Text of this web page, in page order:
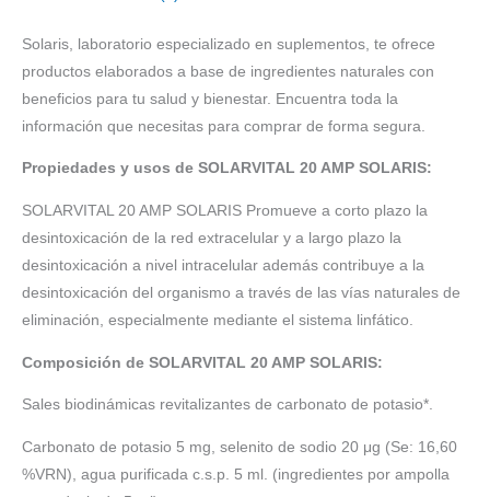
Solaris, laboratorio especializado en suplementos, te ofrece
productos elaborados a base de ingredientes naturales con
beneficios para tu salud y bienestar. Encuentra toda la
información que necesitas para comprar de forma segura.
Propiedades y usos de SOLARVITAL 20 AMP SOLARIS:
SOLARVITAL 20 AMP SOLARIS Promueve a corto plazo la
desintoxicación de la red extracelular y a largo plazo la
desintoxicación a nivel intracelular además contribuye a la
desintoxicación del organismo a través de las vías naturales de
eliminación, especialmente mediante el sistema linfático.
Composición de SOLARVITAL 20 AMP SOLARIS:
Sales biodinámicas revitalizantes de carbonato de potasio*.
Carbonato de potasio 5 mg, selenito de sodio 20 μg (Se: 16,60
%VRN), agua purificada c.s.p. 5 ml. (ingredientes por ampolla